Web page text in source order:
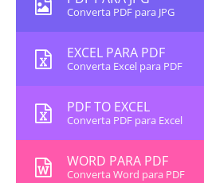
Converta PDF para JPG
EXCEL PARA PDF
Converta Excel para PDF
PDF TO EXCEL
Converta PDF para Excel
WORD PARA PDF
Converta Word para PDF